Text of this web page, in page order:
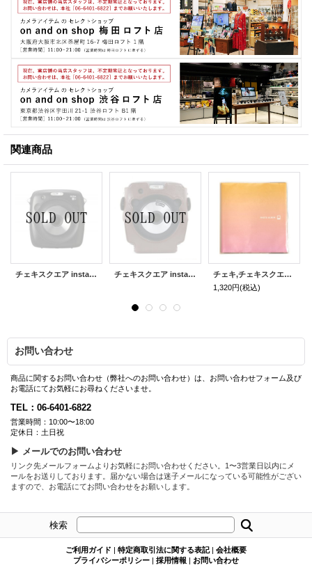
関連商品
チェキスクエア instax SQUARE SQ10 | ブラック ※オンライン特典付き チェキスクエア instax SQUARE SQ10 専用速写ケース［ブラウン］
チェキ,チェキスクエアアルバム [オレンジ&ピンク]※チェキフィルム160枚収納可能
1,320円(税込)
お問い合わせ
商品に関するお問い合わせ（弊社へのお問い合わせ）は、お問い合わせフォーム及び
お電話にてお気軽にお尋ねくださいませ。
TEL：06-6401-6822
営業時間：10:00〜18:00
定休日：土日祝
▶ メールでのお問い合わせ
リンク先メールフォームよりお気軽にお問い合わせください。1〜3営業日以内にメ
ールをお送りしております。届かない場合は迷子メールになっている可能性がござい
ますので、お電話にてお問い合わせをお願いします。
検索
ご利用ガイド 特定商取引法に関する表記
会社概要
プライバシーポリシー
採用情報 お問い合わせ